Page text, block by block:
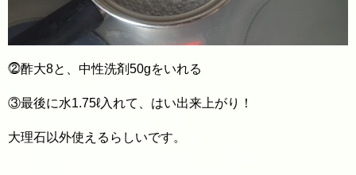
⓶酢大8と、中性洗剤50gをいれる
③最後に水1.75ℓ入れて、はい出来上がり！
大理石以外使えるらしいです。